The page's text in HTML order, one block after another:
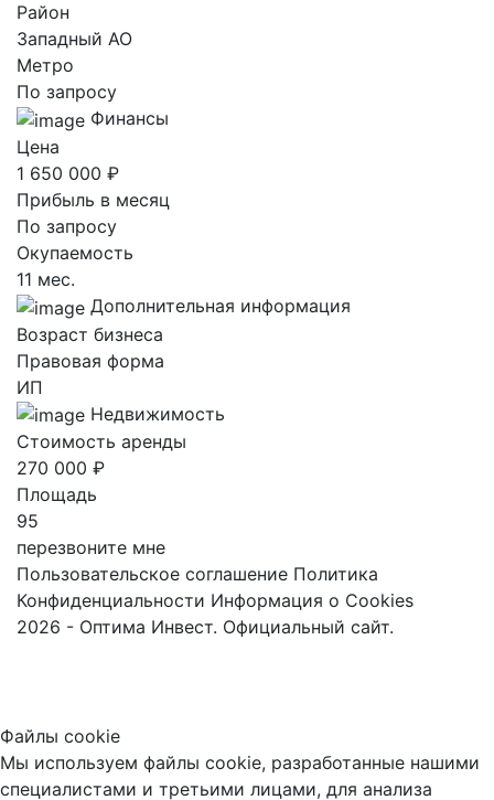
Район
Западный AO
Метро
По запросу
Финансы
Цена
1 650 000 ₽
Прибыль в месяц
По запросу
Окупаемость
11 мес.
Дополнительная информация
Возраст бизнеса
Правовая форма
ИП
Недвижимость
Стоимость аренды
270 000 ₽
Площадь
95
перезвоните мне
Пользовательское соглашение Политика
Конфиденциальности Информация о Cookies
2026 - Оптима Инвест. Официальный сайт.
Файлы cookie
Мы используем файлы cookie, разработанные нашими
специалистами и третьими лицами, для анализа